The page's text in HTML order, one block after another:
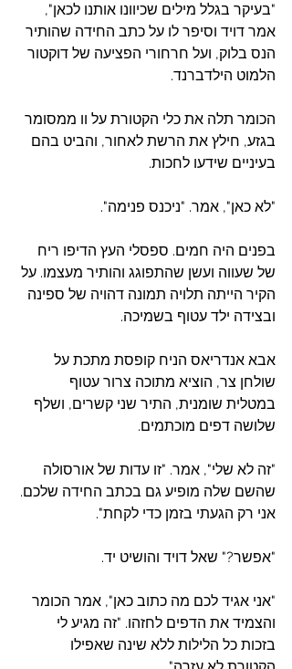
"בעיקר בגלל מילים שכיוונו אותנו לכאן",
אמר דויד וסיפר לו על כתב החידה שהותיר
הנס בלוק, ועל חרחורי הפציעה של דוקטור
הלמוט הילדברנד.
הכומר תלה את כלי הקטורת על וו ממסומר
בגזע, חילץ את הרשת לאחור, והביט בהם
בעיניים שידעו לחכות.
"לא כאן", אמר. "ניכנס פנימה".
בפנים היה חמים. ספסלי העץ הדיפו ריח
של שעווה ועשן שהתפוגג והותיר מעצמו. על
הקיר הייתה תלויה תמונה דהויה של ספינה
ובצידה ילד עטוף בשמיכה.
אבא אנדריאס הניח קופסת מתכת על
שולחן צר, הוציא מתוכה צרור עטוף
במטלית שומנית, התיר שני קשרים, ושלף
שלושה דפים מוכתמים.
"זה לא שלי", אמר. "זו עדות של אורסולה
שהשם שלה מופיע גם בכתב החידה שלכם.
אני רק הגעתי בזמן כדי לקחת".
"אפשר?" שאל דויד והושיט יד.
"אני אגיד לכם מה כתוב כאן", אמר הכומר
והצמיד את הדפים לחזהו. "זה מגיע לי
בזכות כל הלילות ללא שינה שאפילו